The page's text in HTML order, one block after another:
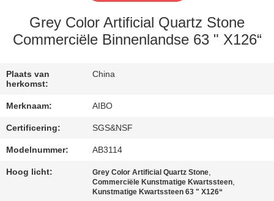
KWALITEITSCONTROLE
ONS
NIEUWS
VERZOEK
OM
Grey Color Artificial Quartz Stone
Commerciële Binnenlandse 63 " X126“
Plaats van
herkomst:
China
Merknaam: AIBO
Certificering: SGS&NSF
Modelnummer: AB3114
Hoog licht: Grey Color Artificial Quartz Stone,
Commerciële Kunstmatige Kwartssteen,
Kunstmatige Kwartssteen 63 " X126“